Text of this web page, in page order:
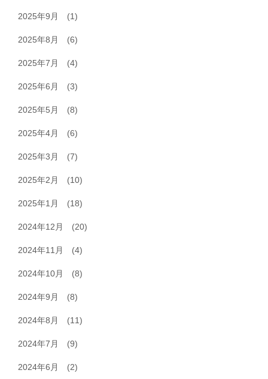
2025年9月 (1)
2025年8月 (6)
2025年7月 (4)
2025年6月 (3)
2025年5月 (8)
2025年4月 (6)
2025年3月 (7)
2025年2月 (10)
2025年1月 (18)
2024年12月 (20)
2024年11月 (4)
2024年10月 (8)
2024年9月 (8)
2024年8月 (11)
2024年7月 (9)
2024年6月 (2)